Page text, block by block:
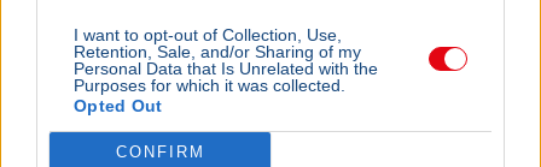
I want to opt-out of Collection, Use,
Retention, Sale, and/or Sharing of my
Personal Data that Is Unrelated with the
Purposes for which it was collected.
Opted Out
CONFIRM